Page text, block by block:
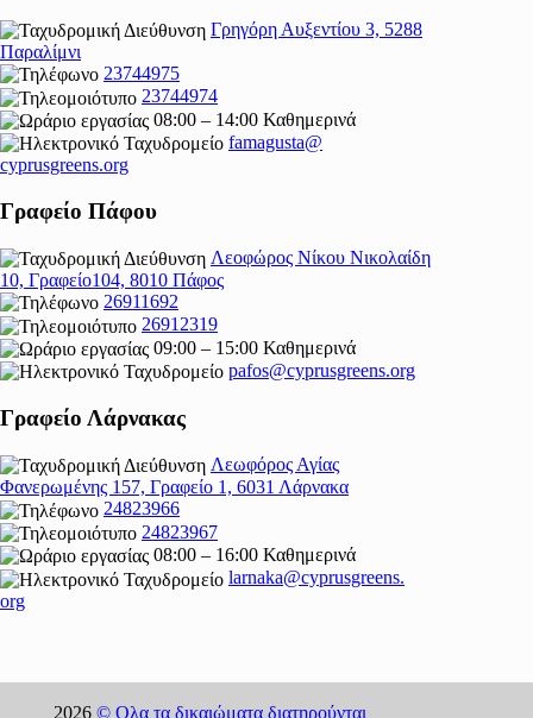
Γρηγόρη Αυξεντίου 3, 5288
Παραλίμνι
23744975
23744974
08:00 – 14:00 Καθημερινά
famagusta@
cyprusgreens.org
Γραφείο Πάφου
Λεοφώρος Νίκου Νικολαίδη
10, Γραφείο104, 8010 Πάφος
26911692
26912319
09:00 – 15:00 Καθημερινά
pafos@cyprusgreens.org
Γραφείο Λάρνακας
Λεωφόρος Αγίας
Φανερωμένης 157, Γραφείο 1, 6031 Λάρνακα
24823966
24823967
08:00 – 16:00 Καθημερινά
larnaka@cyprusgreens.
org
2026 © Ολα τα δικαιώματα διατηρούνται